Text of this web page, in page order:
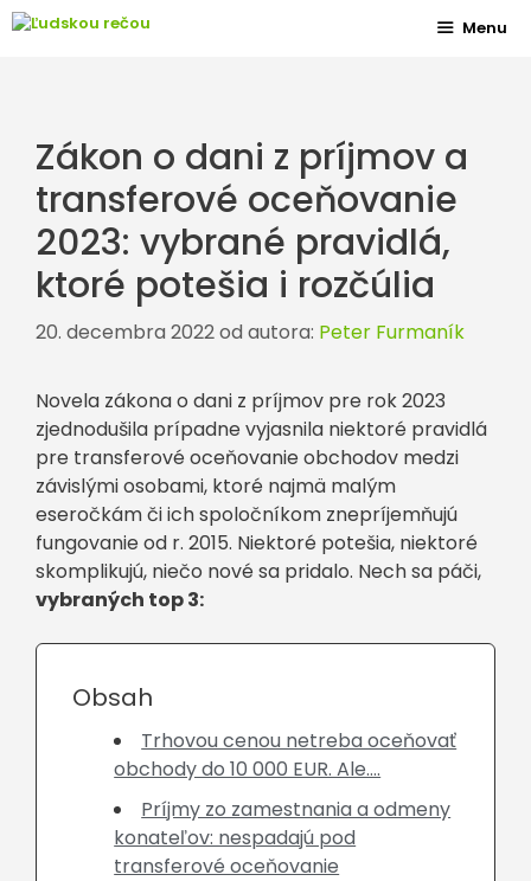
Preskočiť
Menu
Zákon o dani z príjmov a
transferové oceňovanie
2023: vybrané pravidlá,
ktoré potešia i rozčúlia
20. decembra 2022od autora: Peter Furmaník
Novela zákona o dani z príjmov pre rok 2023
zjednodušila prípadne vyjasnila niektoré pravidlá
pre transferové oceňovanie obchodov medzi
závislými osobami, ktoré najmä malým
eseročkám či ich spoločníkom znepríjemňujú
fungovanie od r. 2015. Niektoré potešia, niektoré
skomplikujú, niečo nové sa pridalo. Nech sa páči,
vybraných top 3:
Obsah
Trhovou cenou netreba oceňovať
obchody do 10 000 EUR. Ale….
Príjmy zo zamestnania a odmeny
konateľov: nespadajú pod
transferové oceňovanie